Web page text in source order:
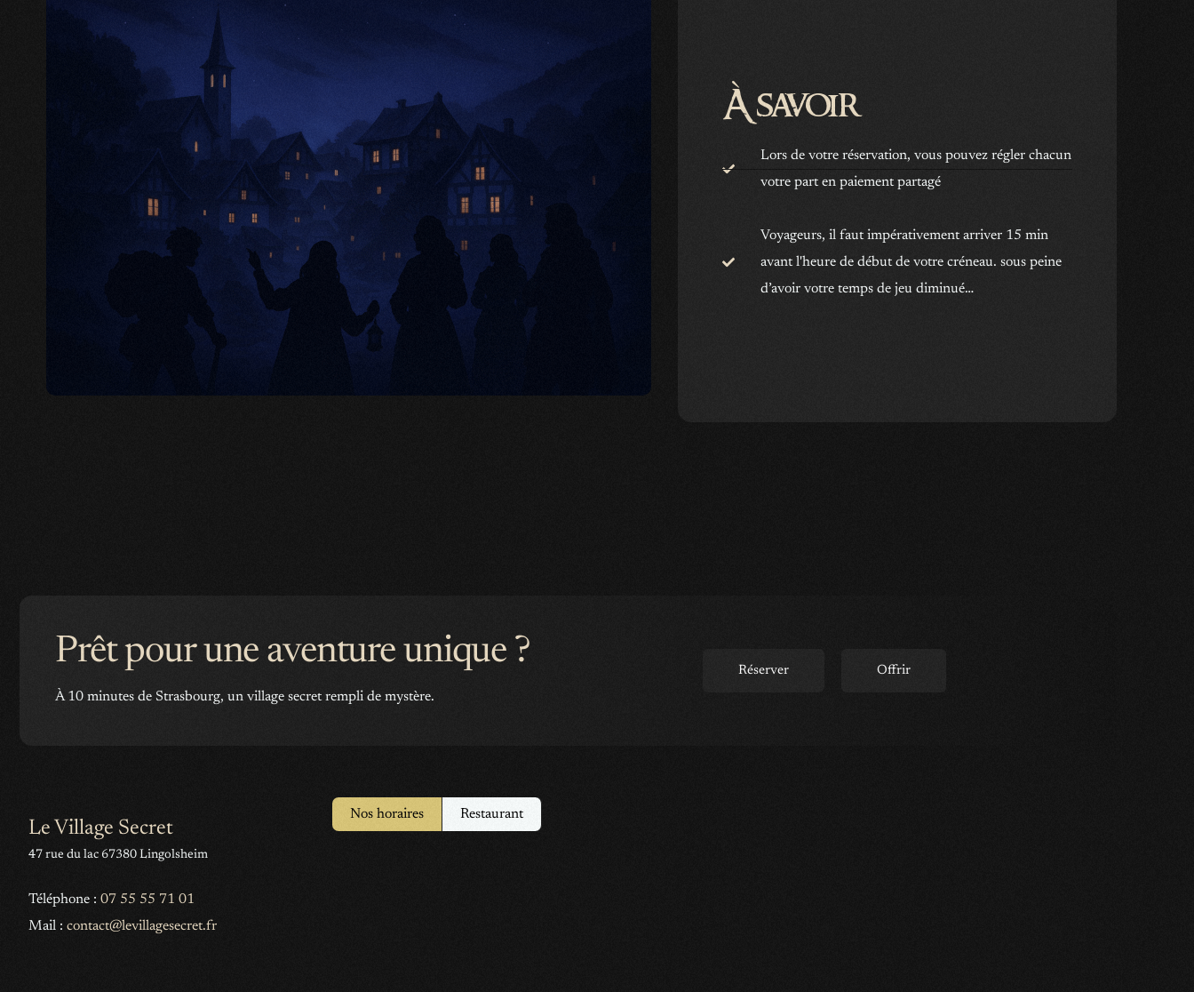
À savoir
Lors de votre réservation, vous pouvez régler chacun
votre part en paiement partagé
Voyageurs, il faut impérativement arriver 15 min
avant l'heure de début de votre créneau. sous peine
d’avoir votre temps de jeu diminué…
Prêt pour une aventure unique ?
À 10 minutes de Strasbourg, un village secret rempli de mystère.
Réserver Offrir
Le Village Secret
47 rue du lac 67380 Lingolsheim
Téléphone : 07 55 55 71 01
Mail : contact@levillagesecret.fr
Nos horaires Restaurant